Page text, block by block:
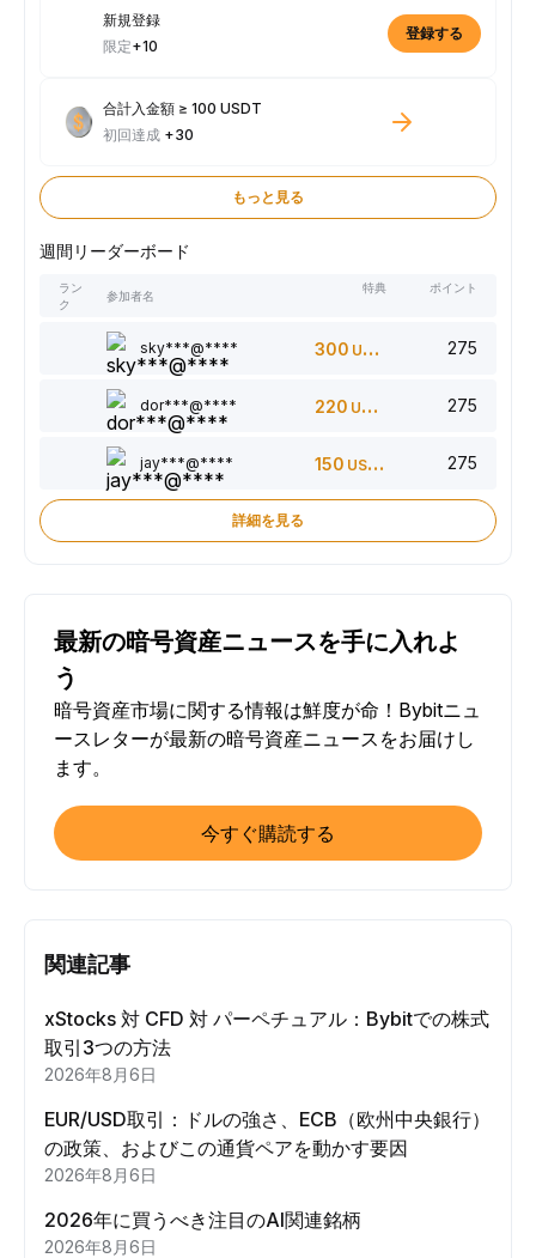
新規登録
限定+10
登録する
合計入金額 ≥ 100 USDT
初回達成 +30
もっと見る
週間リーダーボード
ラン
ク
参加者名
特典 ポイント
sky***@**** 300 USDT 275
dor***@**** 220 USDT 275
jay***@**** 150 USDT 275
詳細を見る
最新の暗号資産ニュースを手に入れよ
う
暗号資産市場に関する情報は鮮度が命！Bybitニュ
ースレターが最新の暗号資産ニュースをお届けし
ます。
今すぐ購読する
関連記事
xStocks 対 CFD 対 パーペチュアル：Bybitでの株式
取引3つの方法
2026年8月6日
EUR/USD取引：ドルの強さ、ECB（欧州中央銀行）
の政策、およびこの通貨ペアを動かす要因
2026年8月6日
2026年に買うべき注目のAI関連銘柄
2026年8月6日